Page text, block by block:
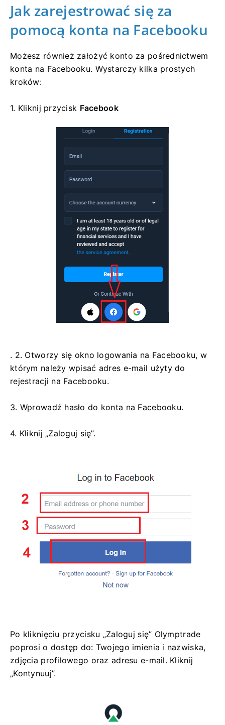
Jak zarejestrować się za
pomocą konta na Facebooku
Możesz również założyć konto za pośrednictwem
konta na Facebooku. Wystarczy kilka prostych
kroków:
1. Kliknij przycisk Facebook
. 2. Otworzy się okno logowania na Facebooku, w
którym należy wpisać adres e-mail użyty do
rejestracji na Facebooku.
3. Wprowadź hasło do konta na Facebooku.
4. Kliknij „Zaloguj się”.
Po kliknięciu przycisku „Zaloguj się” Olymptrade
poprosi o dostęp do: Twojego imienia i nazwiska,
zdjęcia profilowego oraz adresu e-mail. Kliknij
„Kontynuuj”.